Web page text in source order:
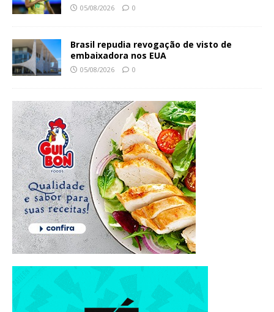
05/08/2026 0
Brasil repudia revogação de visto de
embaixadora nos EUA
05/08/2026 0